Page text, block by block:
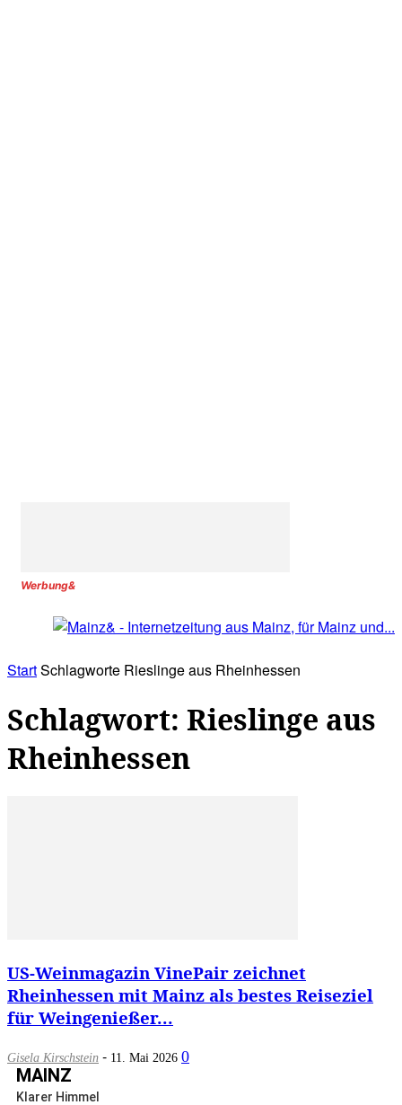
Werbung&
StartSchlagworte Rieslinge aus Rheinhessen
Schlagwort: Rieslinge aus
Rheinhessen
US-Weinmagazin VinePair zeichnet
Rheinhessen mit Mainz als bestes Reiseziel
für Weingenießer...
Gisela Kirschstein - 11. Mai 2026 0
MAINZ
Klarer Himmel